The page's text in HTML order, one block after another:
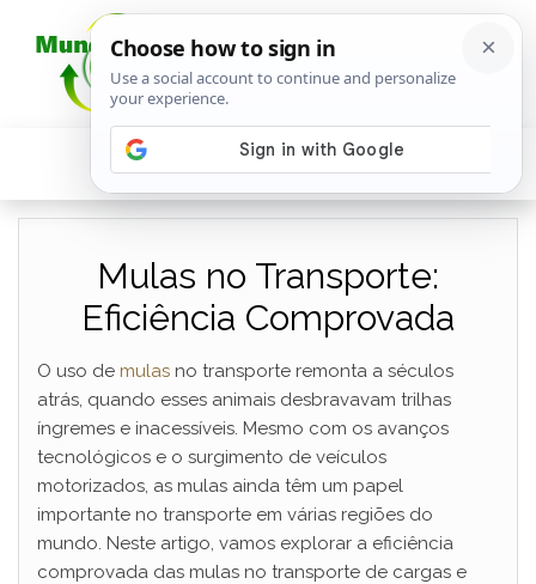
Mulas no Transporte:
Eficiência Comprovada
O uso de mulas no transporte remonta a séculos
atrás, quando esses animais desbravavam trilhas
íngremes e inacessíveis. Mesmo com os avanços
tecnológicos e o surgimento de veículos
motorizados, as mulas ainda têm um papel
importante no transporte em várias regiões do
mundo. Neste artigo, vamos explorar a eficiência
comprovada das mulas no transporte de cargas e